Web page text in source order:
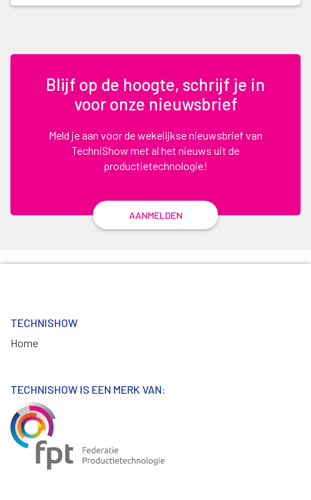
Blijf op de hoogte, schrijf je in
voor onze nieuwsbrief
Meld je aan voor de wekelijkse nieuwsbrief van
TechniShow met al het nieuws uit de
productietechnologie!
AANMELDEN
TECHNISHOW
Home
TECHNISHOW IS EEN MERK VAN: